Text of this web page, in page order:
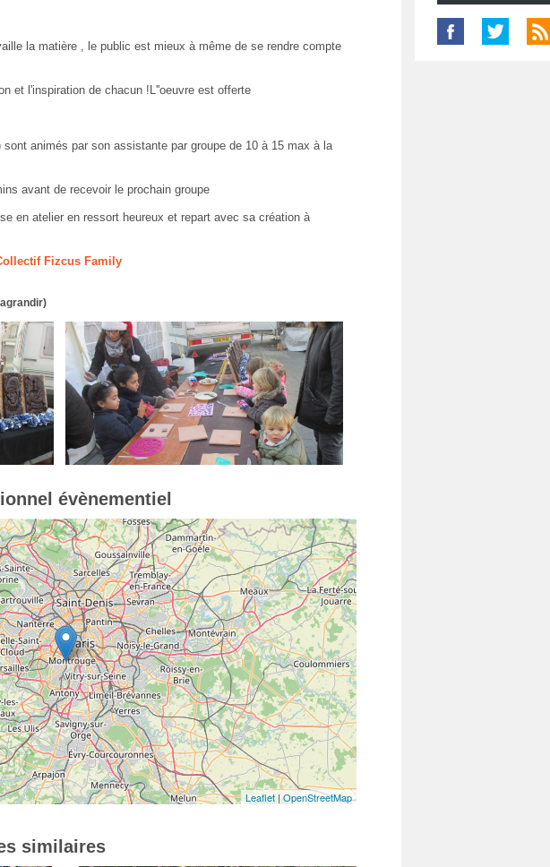
la matière , le public est mieux à même de se rendre compte
et l'inspiration de chacun !L''oeuvre est offerte
animés par son assistante par groupe de 10 à 15 max à la
avant de recevoir le prochain groupe
en atelier en ressort heureux et repart avec sa création à
Fizcus Family
évènementiel
Leaflet| OpenStreetMap
similaires